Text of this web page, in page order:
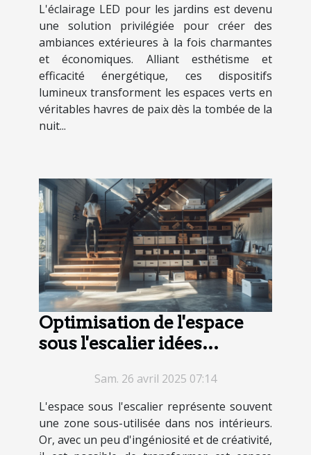
L'éclairage LED pour les jardins est devenu
une solution privilégiée pour créer des
ambiances extérieures à la fois charmantes
et économiques. Alliant esthétisme et
efficacité énergétique, ces dispositifs
lumineux transforment les espaces verts en
véritables havres de paix dès la tombée de la
nuit...
Optimisation de l'espace
sous l'escalier idées
rangementSam. 26 avril 2025 07:14
L'espace sous l'escalier représente souvent
une zone sous-utilisée dans nos intérieurs.
Or, avec un peu d'ingéniosité et de créativité,